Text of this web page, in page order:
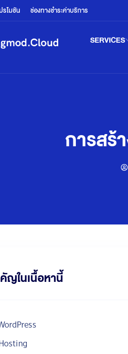
รโมชัน ช่องทางชำระค่าบริการ
SERVICES
การสร้
ญในเนื้อหานี้